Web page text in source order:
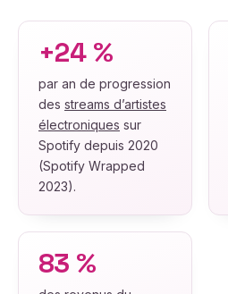
+24 %
par an de progression
des streams d’artistes
électroniques sur
Spotify depuis 2020
(Spotify Wrapped
2023).
83 %